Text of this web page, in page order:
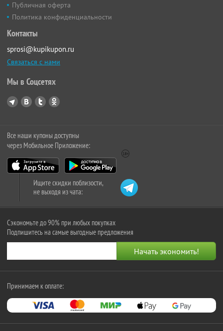
Публичная оферта
Политика конфиденциальности
Контакты
sprosi@kupikupon.ru
Связаться с нами
Мы в Соцсетях
Все наши купоны доступны
через Мобильное Приложение:
Ищите скидки поблизости,
не выходя из чата:
Сэкономьте до 90% при любых покупках
Подпишитесь на самые выгодные предложения
Принимаем к оплате: